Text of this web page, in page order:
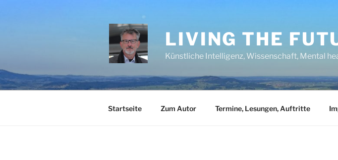
LIVING THE
Künstliche Intelligenz, Wissenschaft, Mental
Startseite Zum Autor Termine, Lesungen, Auftritte